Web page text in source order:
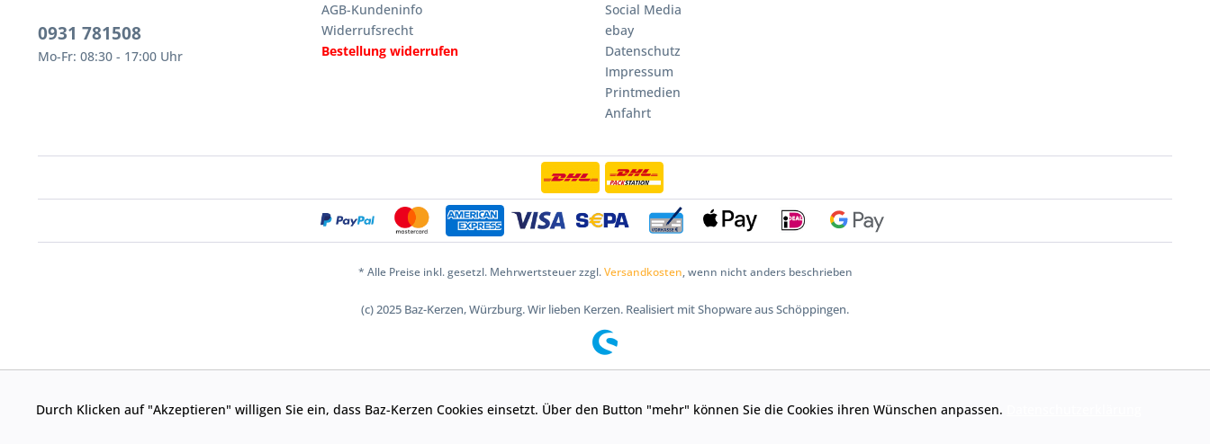
0931 781508
Mo-Fr: 08:30 - 17:00 Uhr
AGB-Kundeninfo
Widerrufsrecht
Bestellung widerrufen
Social Media
ebay
Datenschutz
Impressum
Printmedien
Anfahrt
* Alle Preise inkl. gesetzl. Mehrwertsteuer zzgl.Versandkosten, wenn nicht anders beschrieben
(c) 2025 Baz-Kerzen, Würzburg. Wir lieben Kerzen. Realisiert mit Shopware aus Schöppingen.
Durch Klicken auf "Akzeptieren" willigen Sie ein, dass Baz-Kerzen Cookies einsetzt. Über den Button "mehr" können Sie die Cookies ihren Wünschen anpassen.